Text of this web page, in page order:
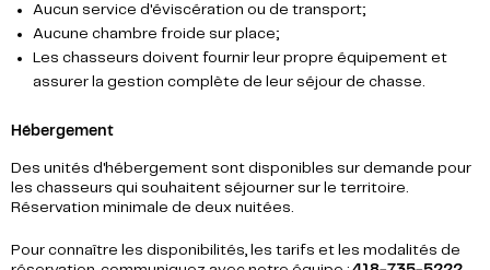
Aucun service d'éviscération ou de transport;
Aucune chambre froide sur place;
Les chasseurs doivent fournir leur propre équipement et
assurer la gestion complète de leur séjour de chasse.
Hébergement
Des unités d'hébergement sont disponibles sur demande pour
les chasseurs qui souhaitent séjourner sur le territoire.
Réservation minimale de deux nuitées.
Pour connaître les disponibilités, les tarifs et les modalités de